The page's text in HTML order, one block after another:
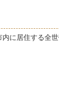
に居住する全